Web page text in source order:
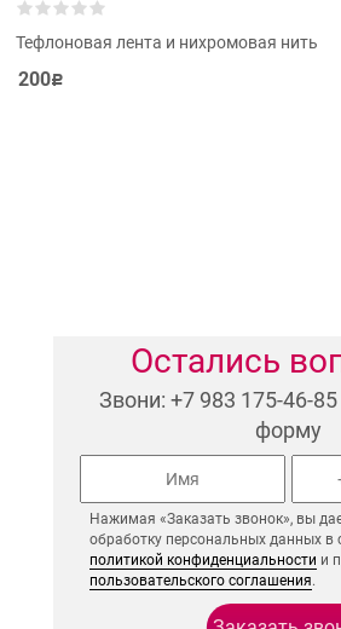
Тефлоновая лента и нихромовая нить
200Р
Остались
Звони: +7 983 175-46-
форму
Нажимая «Заказать звонок», вы
обработку персональных данных в
политикой конфиденциальности и
пользовательского соглашения.